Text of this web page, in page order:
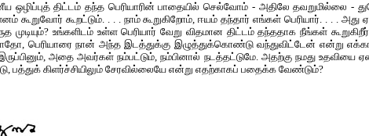
ஒழிப்புத் திட்டம் தந்த பெரியாரின் பாதையில் செல்வோம் - அதிலே தவறுமில்லை -
கூறுவோர் கூறட்டும். . . . நாம் கூறுகிறோம், ஈயம் தந்தார் எங்கள் பெரியார். . . . அது
முடியும்? உங்களிடம் உள்ள பெரியார் வேறு விதமான திட்டம் தந்ததாக நீங்கள்
பெரியாரை நான் அந்த இடத்துக்கு இழுத்துக்கொண்டு வந்துவிட்டேன் என்று
இருப்பினும், அதை அவர்கள் நம்பட்டும், நம்பினால் நடத்தட்டுமே. அதற்கு நமது உதவியை
பத்துக் கிளர்ச்சியிலும் சேரவில்லையே என்று எதற்காகப் பதைக்க வேண்டும்?